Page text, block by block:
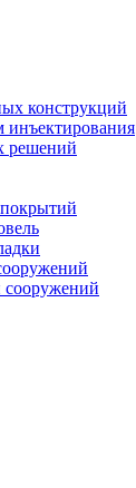
конструкций
инъектирования
решений
сооружений